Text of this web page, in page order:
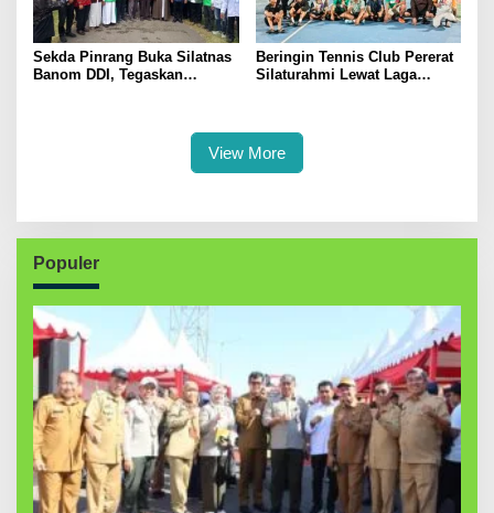
Sekda Pinrang Buka Silatnas
Banom DDI, Tegaskan
Beringin Tennis Club Pererat
Silaturahmi Lewat Laga
View More
Populer